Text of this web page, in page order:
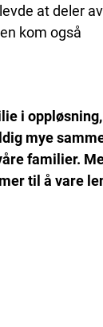
at deler av
kom også
i
mye
familier.
til å vare